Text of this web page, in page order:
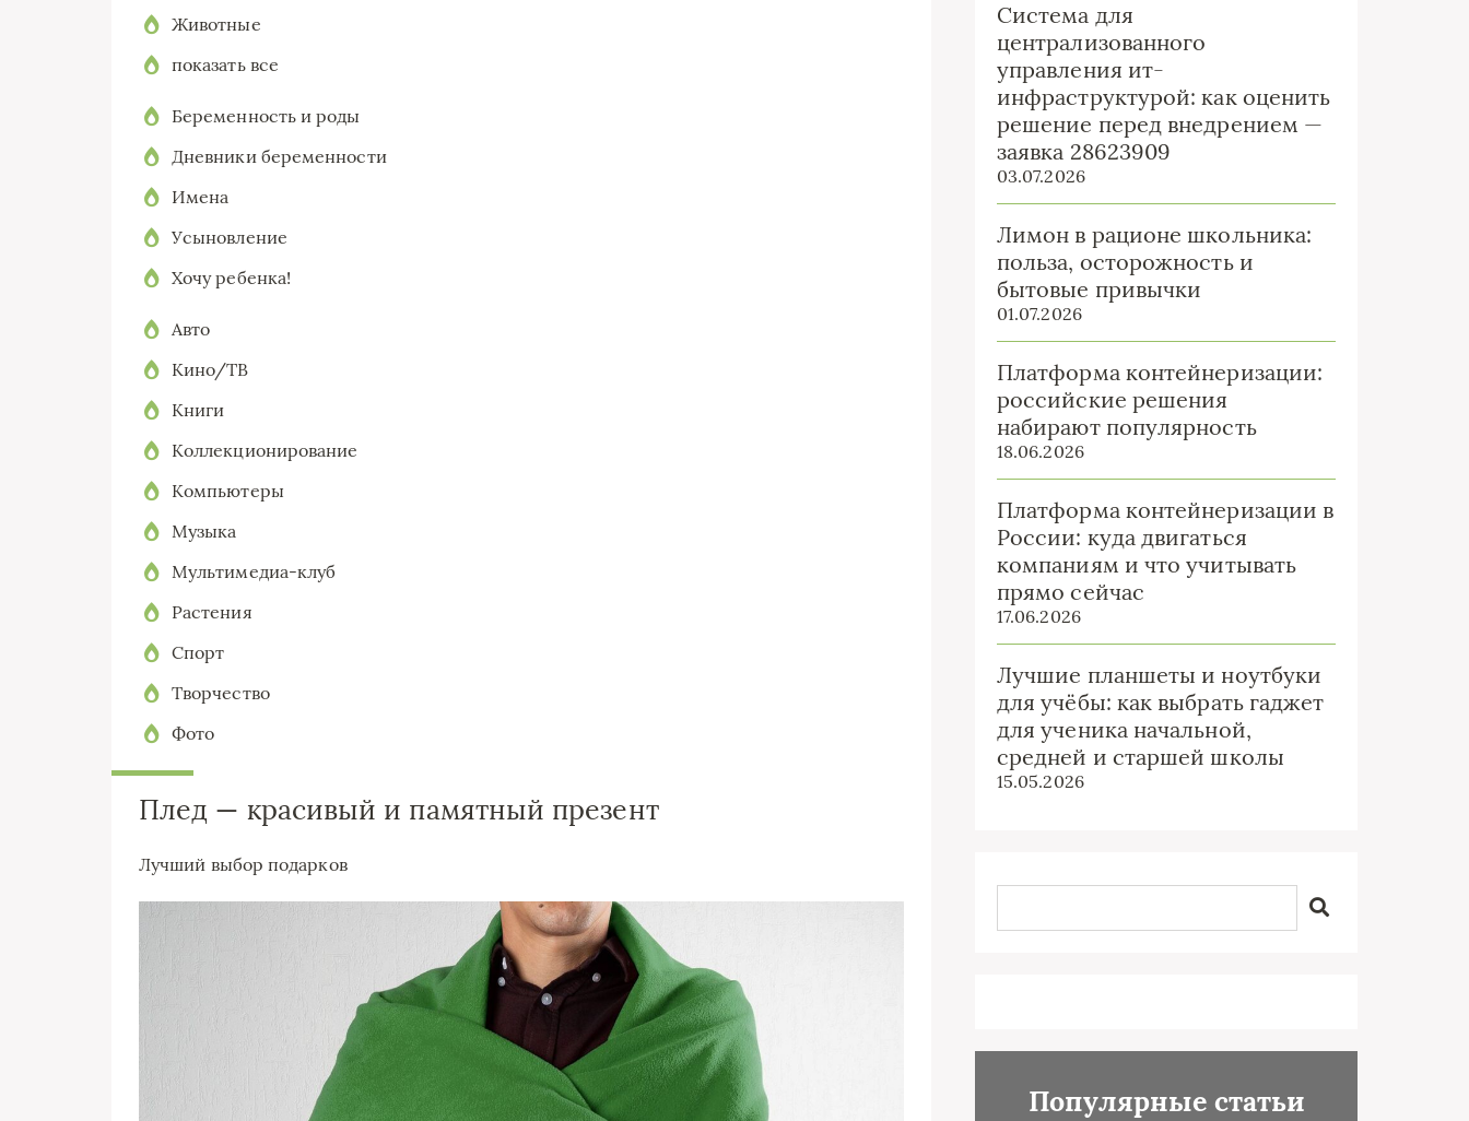
Животные
показать все
Беременность и роды
Дневники беременности
Имена
Усыновление
Хочу ребенка!
Авто
Кино/ТВ
Книги
Коллекционирование
Компьютеры
Музыка
Мультимедиа-клуб
Растения
Спорт
Творчество
Фото
Плед — красивый и памятный презент
Лучший выбор подарков
Система для
централизованного
управления ит-
инфраструктурой: как оценить
решение перед внедрением —
заявка 28623909
03.07.2026
Лимон в рационе школьника:
польза, осторожность и
бытовые привычки
01.07.2026
Платформа контейнеризации:
российские решения
набирают популярность
18.06.2026
Платформа контейнеризации в
России: куда двигаться
компаниям и что учитывать
прямо сейчас
17.06.2026
Лучшие планшеты и ноутбуки
для учёбы: как выбрать гаджет
для ученика начальной,
средней и старшей школы
15.05.2026
Популярные статьи